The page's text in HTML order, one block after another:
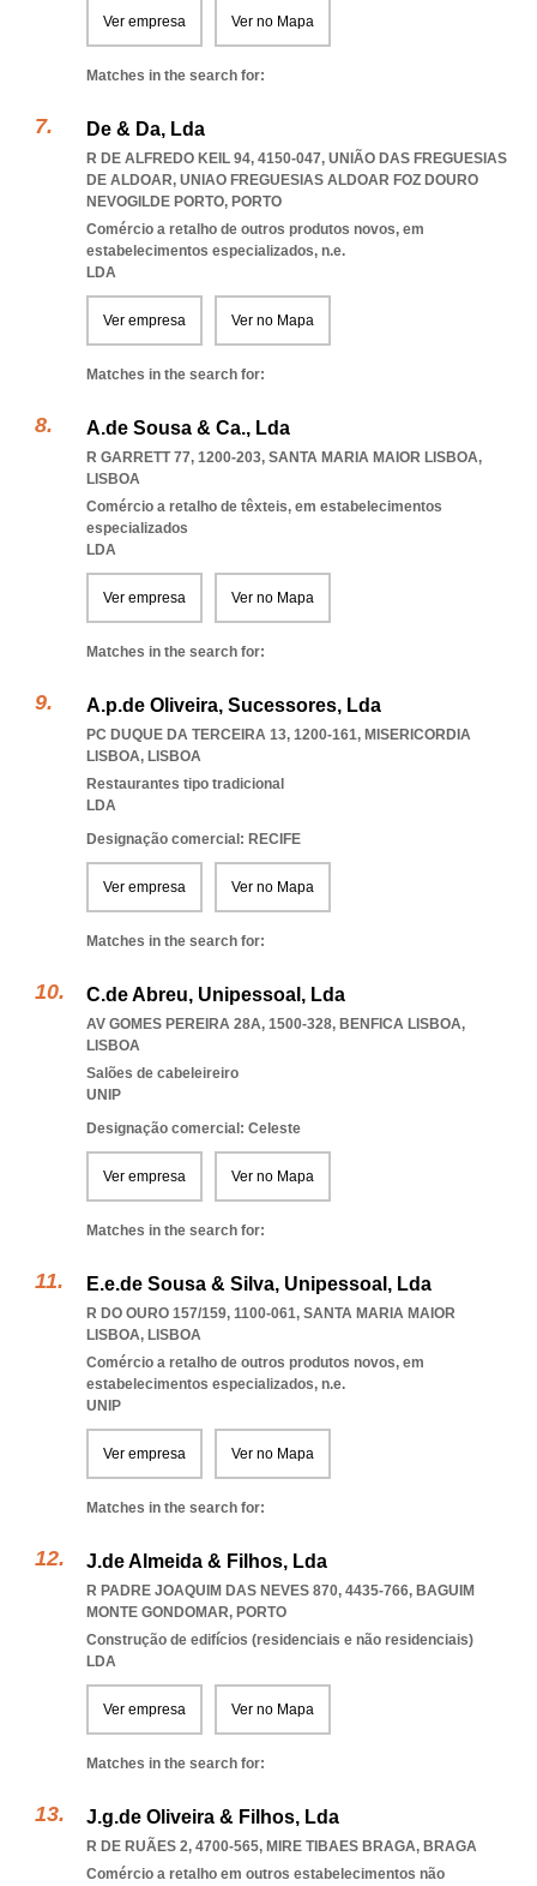
Ver empresa Ver no Mapa
Matches in the search for:
De & Da, Lda
R DE ALFREDO KEIL 94, 4150-047, UNIÃO DAS FREGUESIAS
DE ALDOAR, UNIAO FREGUESIAS ALDOAR FOZ DOURO
NEVOGILDE PORTO, PORTO
Comércio a retalho de outros produtos novos, em
estabelecimentos especializados, n.e.
LDA
Ver empresa Ver no Mapa
Matches in the search for:
A.de Sousa & Ca., Lda
R GARRETT 77, 1200-203, SANTA MARIA MAIOR LISBOA,
LISBOA
Comércio a retalho de têxteis, em estabelecimentos
especializados
LDA
Ver empresa Ver no Mapa
Matches in the search for:
A.p.de Oliveira, Sucessores, Lda
PC DUQUE DA TERCEIRA 13, 1200-161, MISERICORDIA
LISBOA, LISBOA
Restaurantes tipo tradicional
LDA
Designação comercial: RECIFE
Ver empresa Ver no Mapa
Matches in the search for:
C.de Abreu, Unipessoal, Lda
AV GOMES PEREIRA 28A, 1500-328, BENFICA LISBOA,
LISBOA
Salões de cabeleireiro
UNIP
Designação comercial: Celeste
Ver empresa Ver no Mapa
Matches in the search for:
E.e.de Sousa & Silva, Unipessoal, Lda
R DO OURO 157/159, 1100-061, SANTA MARIA MAIOR
LISBOA, LISBOA
Comércio a retalho de outros produtos novos, em
estabelecimentos especializados, n.e.
UNIP
Ver empresa Ver no Mapa
Matches in the search for:
J.de Almeida & Filhos, Lda
R PADRE JOAQUIM DAS NEVES 870, 4435-766, BAGUIM
MONTE GONDOMAR, PORTO
Construção de edifícios (residenciais e não residenciais)
LDA
Ver empresa Ver no Mapa
Matches in the search for:
J.g.de Oliveira & Filhos, Lda
R DE RUÃES 2, 4700-565, MIRE TIBAES BRAGA, BRAGA
Comércio a retalho em outros estabelecimentos não